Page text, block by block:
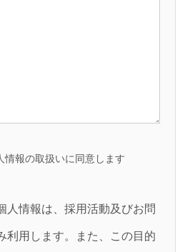
情報の取扱いに同意します
人情報は、採用活動及びお問
利用します。また、この目的